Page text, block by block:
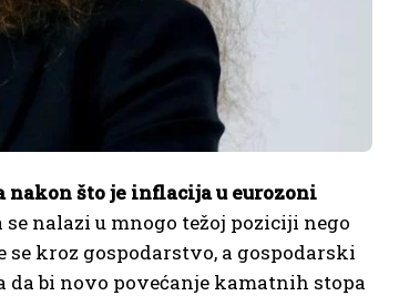
nakon što je inflacija u eurozoni
nalazi u mnogo težoj poziciji nego
kroz gospodarstvo, a gospodarski
da bi novo povećanje kamatnih stopa